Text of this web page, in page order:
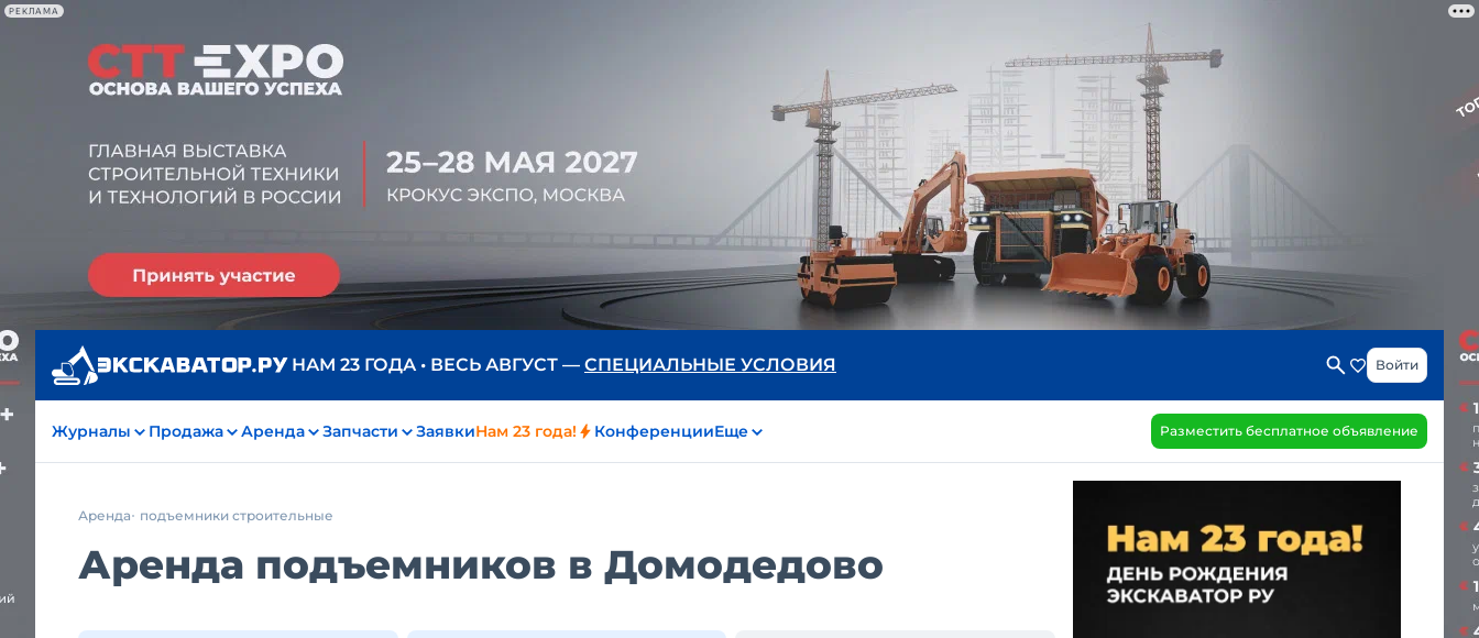
РЕКЛАМА
НАМ 23 ГОДА • ВЕСЬ АВГУСТ — СПЕЦИАЛЬНЫЕ УСЛОВИЯ Войти
Журналы Продажа Аренда Запчасти ЗаявкиНам 23 года! КонференцииЕще Разместить бесплатное объявление
Аренда подъемники строительные
Аренда подъемников в Домодедово